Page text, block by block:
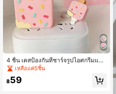
4 ชิ้น เคสป้องกันที่ชาร์จรูปไอศกรีมและ
ชุดป้องกันสายเคเบิลข้อมูลแบบเกลียว
เหลือแค่5ชิ้น
฿59